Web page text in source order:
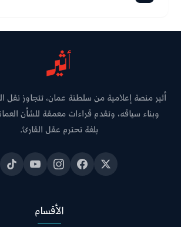
أثير منصة إعلامية من سلطنة عمان، تتجاوز نقل
وبناء سياقه، وتقدم قراءات معمقة للشأن
بلغة تحترم عقل القارئ.
الأقسام